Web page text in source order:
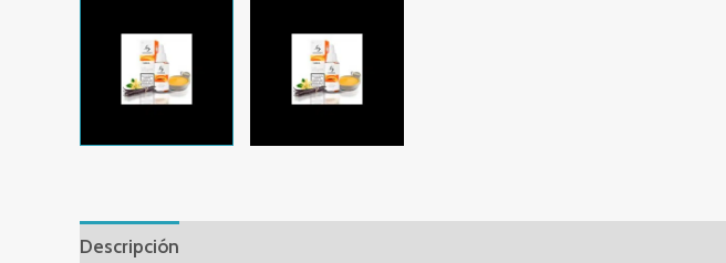
Descripción